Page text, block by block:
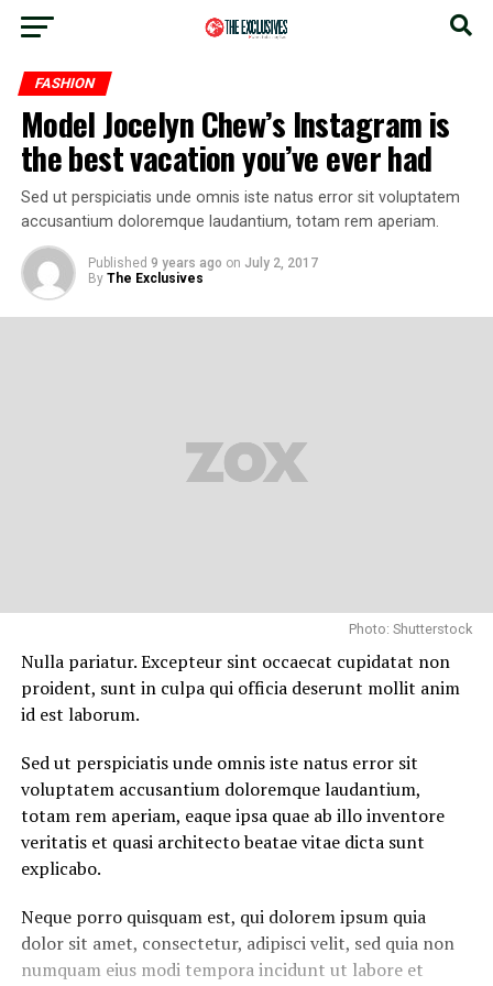
FASHION
Model Jocelyn Chew’s Instagram is
the best vacation you’ve ever had
Sed ut perspiciatis unde omnis iste natus error sit voluptatem
accusantium doloremque laudantium, totam rem aperiam.
Published 9 years ago on July 2, 2017
By The Exclusives
Photo: Shutterstock
Nulla pariatur. Excepteur sint occaecat cupidatat non
proident, sunt in culpa qui officia deserunt mollit anim
id est laborum.
Sed ut perspiciatis unde omnis iste natus error sit
voluptatem accusantium doloremque laudantium,
totam rem aperiam, eaque ipsa quae ab illo inventore
veritatis et quasi architecto beatae vitae dicta sunt
explicabo.
Neque porro quisquam est, qui dolorem ipsum quia
dolor sit amet, consectetur, adipisci velit, sed quia non
numquam eius modi tempora incidunt ut labore et
Go to mobile version